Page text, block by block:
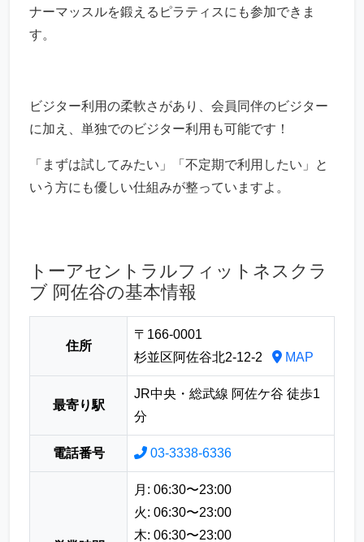
ナーマッスルを鍛えるピラティスにも参加できま
す。
ビジター利用の柔軟さがあり、会員同伴のビジター
に加え、単独でのビジター利用も可能です！
「まずは試してみたい」「不定期で利用したい」と
いう方にも優しい仕組みが整っていますよ。
トーアセントラルフィットネスクラ
ブ 阿佐谷の基本情報
住所
〒166-0001
杉並区阿佐谷北2-12-2
MAP
最寄り駅
JR中央・総武線 阿佐ケ谷 徒歩1
分
電話番号 03-3338-6336
月: 06:30〜23:00
火: 06:30〜23:00
木: 06:30〜23:00